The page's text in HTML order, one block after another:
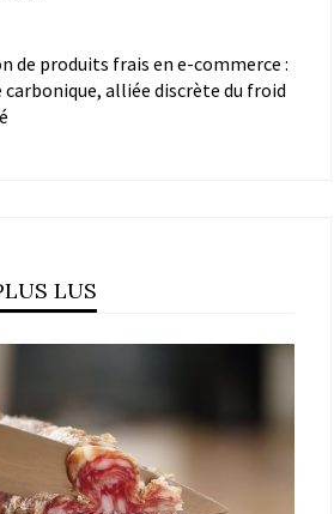
de produits frais en e-commerce :
carbonique, alliée discrète du froid
LUS